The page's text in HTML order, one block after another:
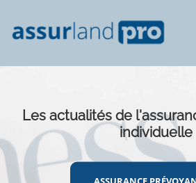
Les actualités de
individuelle